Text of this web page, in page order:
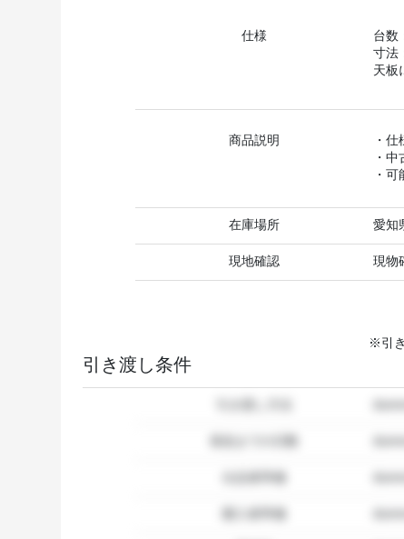
仕様
台数
寸法
天板
商品説明
・
・
・
在庫場所 愛知
現地確認 現物
※引
引き渡し条件